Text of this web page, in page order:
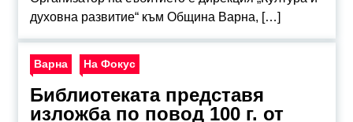
духовна развитие“ към Община Варна, […]
Варна На Фокус
Библиотеката представя
изложба по повод 100 г. от